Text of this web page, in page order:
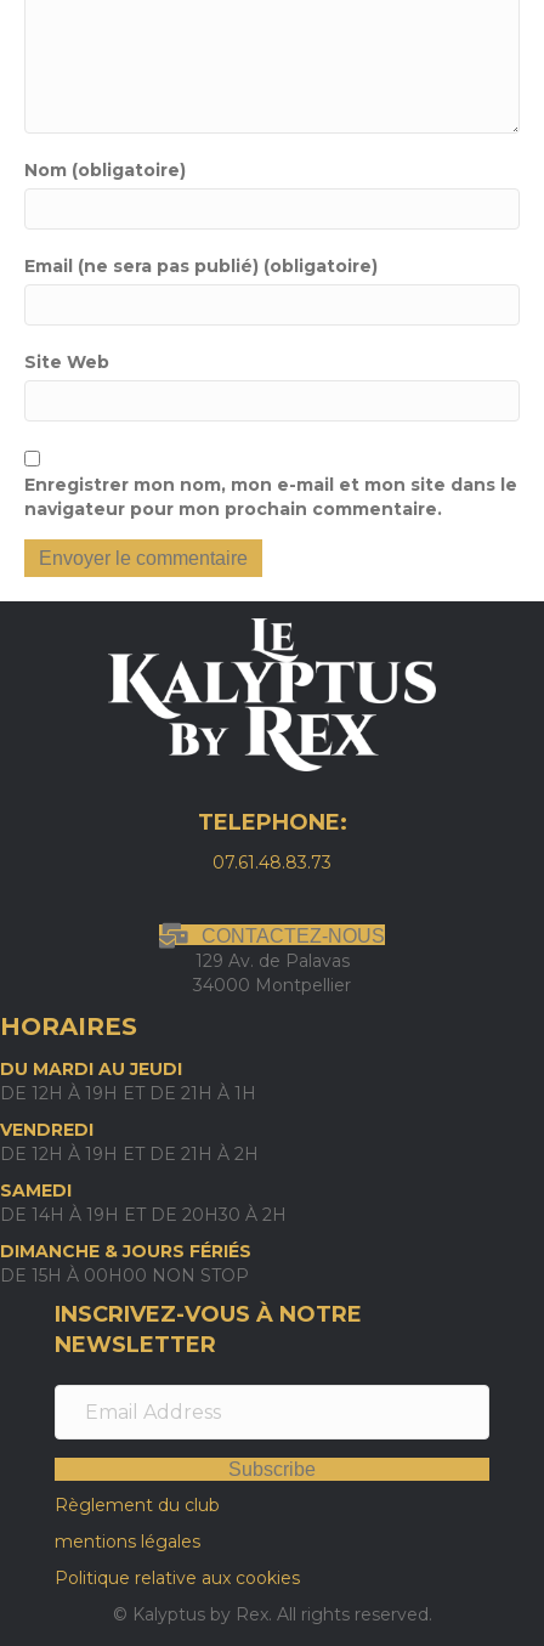
Nom (obligatoire)
Email (ne sera pas publié) (obligatoire)
Site Web
Enregistrer mon nom, mon e-mail et mon site dans le
navigateur pour mon prochain commentaire.
TELEPHONE:
07.61.48.83.73
CONTACTEZ-NOUS
129 Av. de Palavas
34000 Montpellier
HORAIRES
DU MARDI AU JEUDI
DE 12H À 19H ET DE 21H À 1H
VENDREDI
DE 12H À 19H ET DE 21H À 2H
SAMEDI
DE 14H À 19H ET DE 20H30 À 2H
DIMANCHE & JOURS FÉRIÉS
DE 15H À 00H00 NON STOP
INSCRIVEZ-VOUS À NOTRE
NEWSLETTER
Subscribe
Règlement du club
mentions légales
Politique relative aux cookies
© Kalyptus by Rex. All rights reserved.